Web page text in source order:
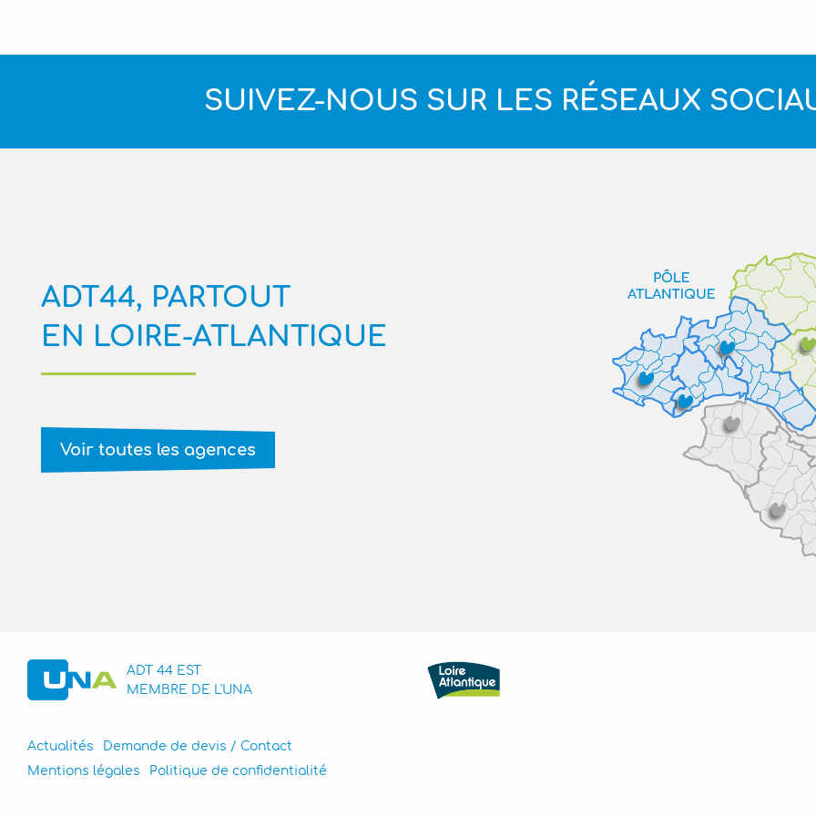
SUIVEZ-NOUS SUR LES RÉSEAUX
ADT44, PARTOUT
EN LOIRE-ATLANTIQUE
Voir toutes les agences
ADT 44 EST
MEMBRE DE L'UNA
Actualités
Demande de devis / Contact
Mentions légales
Politique de confidentialité